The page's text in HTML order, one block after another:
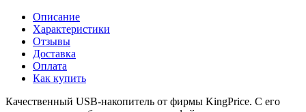
Описание
Характеристики
Отзывы
Доставка
Оплата
Как купить
Качественный USB-накопитель от фирмы KingPrice. С его